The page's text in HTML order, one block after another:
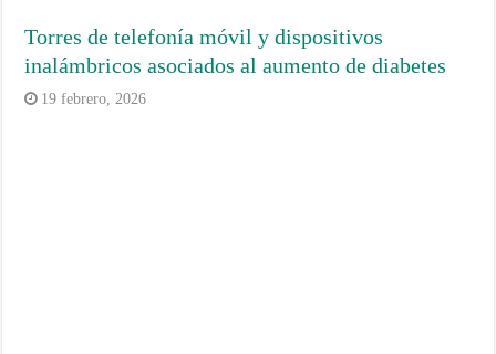
Torres de telefonía móvil y dispositivos
inalámbricos asociados al aumento de diabetes
19 febrero, 2026